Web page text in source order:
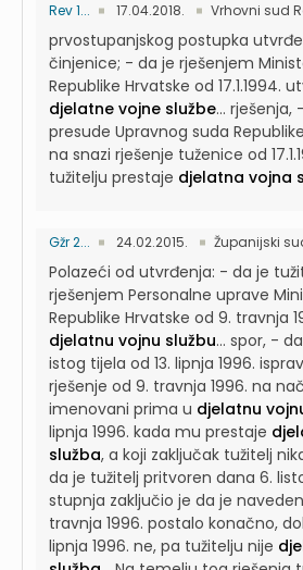
Rev 1... 17.04.2018. Vrhovni sud
prvostupanjskog postupka
činjenice; - da je rješenjem
Republike Hrvatske od 17.1.1994.
djelatne vojne službe... rješenja,
presude Upravnog suda
na snazi rješenje tuženice od
tužitelju prestaje djelatna vojna
Gžr 2... 24.02.2015. Županijski
Polazeći od utvrđenja: - da je
rješenjem Personalne uprave
Republike Hrvatske od 9. travnja
djelatnu vojnu službu... spor, -
istog tijela od 13. lipnja 1996.
rješenje od 9. travnja 1996. na
imenovani prima u djelatnu
lipnja 1996. kada mu prestaje
služba, a koji zaključak tužitelj
da je tužitelj pritvoren dana 6.
stupnja zaključio je da je
travnja 1996. postalo konačno,
lipnja 1996. ne, pa tužitelju nije